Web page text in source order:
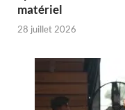
matériel
28 juillet 2026